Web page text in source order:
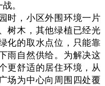
。
，小区外围环境一片
树木，其他绿植已经光
化的取水点位，只能靠
雨自然供给。为解决这
更舒适的居住环境，从
场为中心向周围四处覆